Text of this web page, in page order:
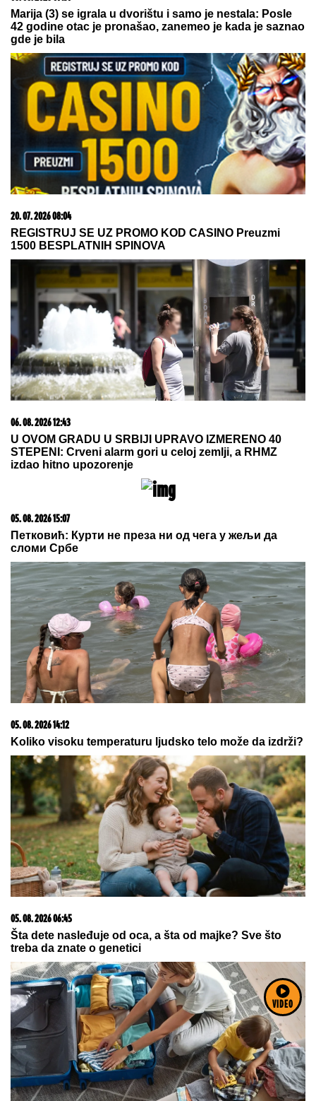
VIDEO
05. 08. 2026 15:45
Сазнања „Политике”: Ко је поставио замку
Митрополиту Методију у Горњем Заостру
Letnje večeri u gradu više nisu rezervisane za vikend:
Zašto sve više ljudi bira večeru koja se spontano
pretvori u druženje
Marija (3) se igrala u dvorištu i samo je nestala: Posle
42 godine otac je pronašao, zanemeo je kada je saznao
gde je bila
20. 07. 2026 08:04
1500 BESPLATNIH SPINOVA
06. 08. 2026 12:43
U OVOM GRADU U SRBIJI UPRAVO IZMERENO 40
STEPENI: Crveni alarm gori u celoj zemlji, a RHMZ
izdao hitno upozorenje
05. 08. 2026 15:07
Петковић: Курти не преза ни од чега у жељи да
сломи Србе